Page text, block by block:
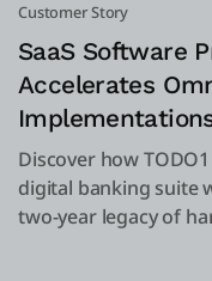
Customer Story
SaaS Software
Accelerates
Discover how
digital banking suite
two-year legacy of